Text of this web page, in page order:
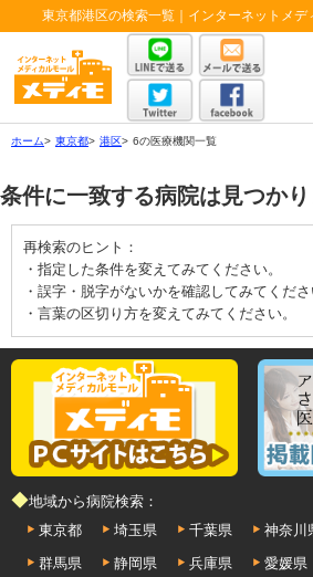
東京都港区の検索一覧｜インターネットメ
ホーム> 東京都> 港区> 6の医療機関一覧
条件に一致する病院は見つかり
再検索のヒント：
・指定した条件を変えてみてください。
・誤字・脱字がないかを確認してみてくださ
・言葉の区切り方を変えてみてください。
◆地域から病院検索：
東京都
埼玉県 千葉県 神奈川
群馬県
静岡県 兵庫県 愛媛県